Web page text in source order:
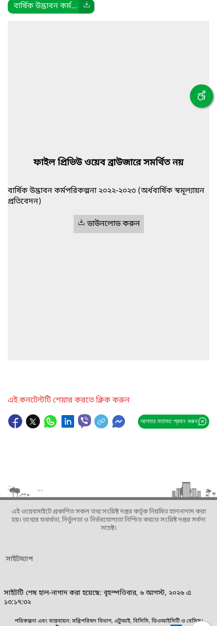
বার্ষিক উদ্ভাবন কর্ম...
ফাইল প্রিভিউ ওয়েব ব্রাউজারে সমর্থিত নয়
বার্ষিক উদ্ভাবন কর্মপরিকল্পনা ২০২২-২০২৩ (অর্ধবার্ষিক স্বমূল্যায়ন
প্রতিবেদন)
ডাউনলোড করুন
এই কনটেন্টটি শেয়ার করতে ক্লিক করুন
আপনার মতামত প্রদান করুন
এই ওয়েবসাইটে প্রকাশিত সকল তথ্য সংশ্লিষ্ট দপ্তর কর্তৃক নিয়মিত হালনাগাদ করা
হয়। তথ্যের যথার্থতা, নির্ভুলতা ও নির্ভরযোগ্যতা নিশ্চিত করতে সংশ্লিষ্ট দপ্তর সর্বদা
সচেষ্ট।
সাইটম্যাপ
সাইটটি শেষ হাল-নাগাদ করা হয়েছে: বৃহস্পতিবার, ৬ আগস্ট, ২০২৬ এ
১৩:১৭:৩২
পরিকল্পনা এবং বাস্তবায়ন: মন্ত্রিপরিষদ বিভাগ, এটুআই, বিসিসি, ডিওআইসিটি ও বেসিস।